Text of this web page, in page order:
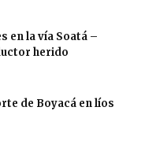
en la vía Soatá –
herido
de Boyacá en líos